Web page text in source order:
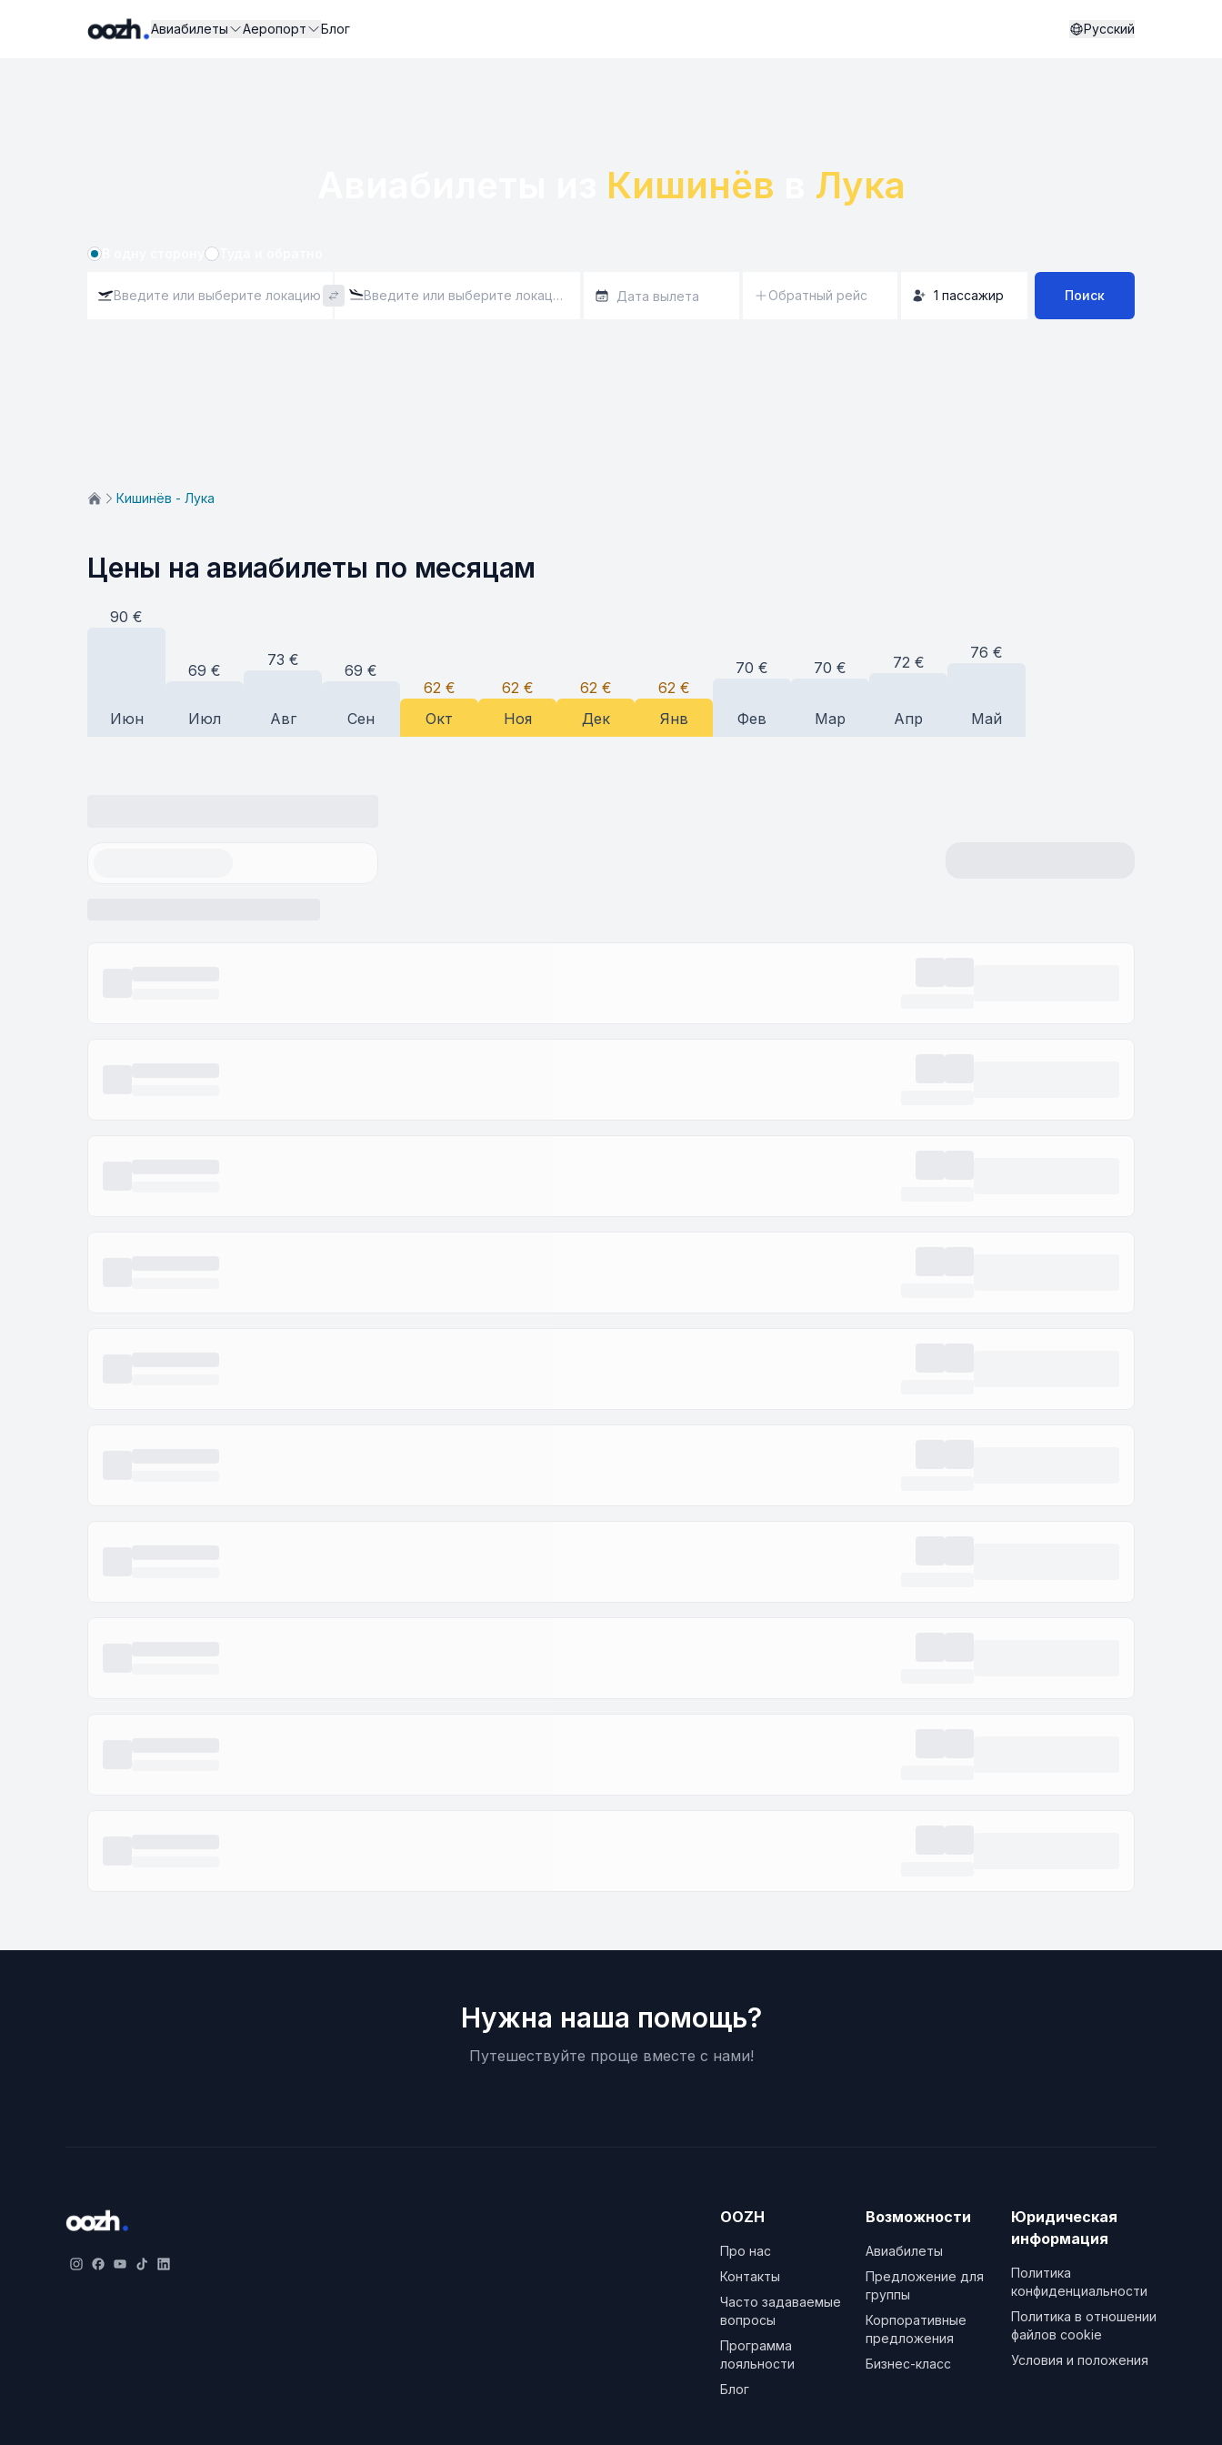
Авиабилеты Аеропорт Блог Русский
Кишинёв Лука
Обратный рейс 1 пассажир Поиск
Кишинёв - Лука
Цены на авиабилеты по месяцам
90 €
Июн
69 €
Июл
73 €
Авг
69 €
Сен
62€
Окт
62€
Ноя
62€
Дек
62€
Янв
70 €
Фев
70 €
Мар
72 €
Апр
76 €
Май
Нужна наша помощь?
Путешествуйте проще вместе с нами!
OOZH
Про нас
Контакты
Часто задаваемые
вопросы
Программа
лояльности
Блог
Возможности
Авиабилеты
Предложение для
группы
Корпоративные
предложения
Бизнес-класс
Юридическая
информация
Политика
конфиденциальности
Политика в отношении
файлов cookie
Условия и положения